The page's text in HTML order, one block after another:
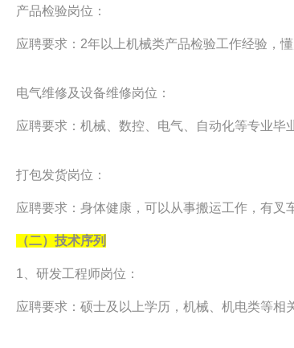
产品检验岗位：
应聘要求：2年以上机械类产品检验工作经验，
电气维修及设备维修岗位：
应聘要求：机械、数控、电气、自动化等专业毕
打包发货岗位：
应聘要求：身体健康，可以从事搬运工作，有叉
（二）技术序列
1、研发工程师岗位：
应聘要求：硕士及以上学历，机械、机电类等相